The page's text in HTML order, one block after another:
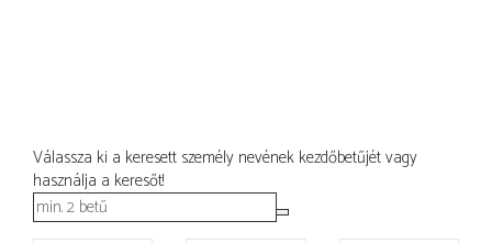
Válassza ki a keresett személy nevének kezdőbetűjét vagy
használja a keresőt!